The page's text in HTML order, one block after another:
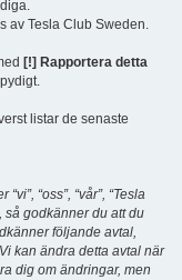
av Tesla Club Sweden.
[!] Rapportera detta
listar de senaste
“oss”, “vår”, “Tesla
så godkänner du att du
följande avtal,
kan ändra detta avtal när
dig om ändringar, men